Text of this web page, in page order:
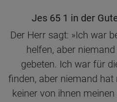
Jes 65 1 in der
Der Herr sagt: »Ich war
helfen, aber
gebeten. Ich war für
finden, aber niemand
keiner von ihnen